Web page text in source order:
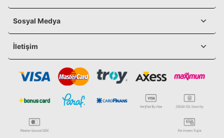
Sosyal Medya
İletişim